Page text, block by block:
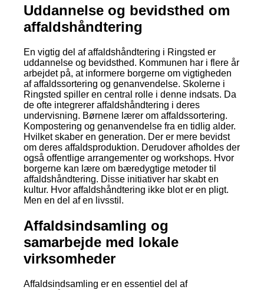
Uddannelse og bevidsthed om
affaldshåndtering
En vigtig del af affaldshåndtering i Ringsted er
uddannelse og bevidsthed. Kommunen har i flere år
arbejdet på, at informere borgerne om vigtigheden
af affaldssortering og genanvendelse. Skolerne i
Ringsted spiller en central rolle i denne indsats. Da
de ofte integrerer affaldshåndtering i deres
undervisning. Børnene lærer om affaldssortering.
Kompostering og genanvendelse fra en tidlig alder.
Hvilket skaber en generation. Der er mere bevidst
om deres affaldsproduktion. Derudover afholdes der
også offentlige arrangementer og workshops. Hvor
borgerne kan lære om bæredygtige metoder til
affaldshåndtering. Disse initiativer har skabt en
kultur. Hvor affaldshåndtering ikke blot er en pligt.
Men en del af en livsstil.
Affaldsindsamling og
samarbejde med lokale
virksomheder
Affaldsindsamling er en essentiel del af